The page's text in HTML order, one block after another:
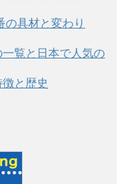
の具材と変わり
覧と日本で人気の
と歴史